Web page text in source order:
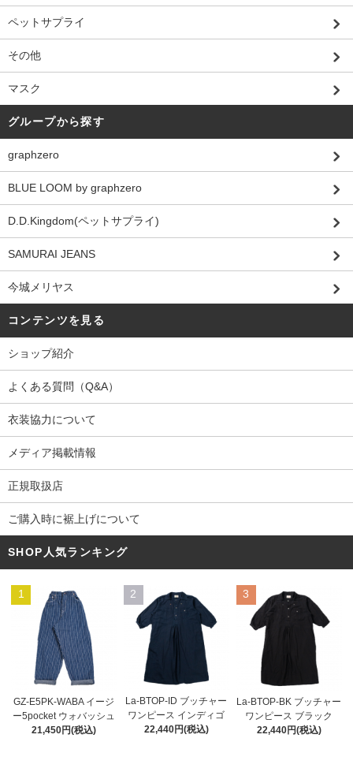
ペットサプライ
その他
マスク
グループから探す
graphzero
BLUE LOOM by graphzero
D.D.Kingdom(ペットサプライ)
SAMURAI JEANS
今城メリヤス
コンテンツを見る
ショップ紹介
よくある質問（Q&A）
衣装協力について
メディア掲載情報
正規取扱店
ご購入時に裾上げについて
SHOP人気ランキング
1
GZ-E5PK-WABA イージ
ー5pocket ウォバッシュ
21,450円(税込)
2
La-BTOP-ID ブッチャー
ワンピース インディゴ
22,440円(税込)
3
La-BTOP-BK ブッチャー
ワンピース ブラック
22,440円(税込)